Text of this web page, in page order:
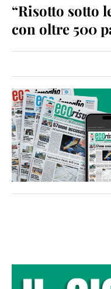
“Risotto sotto
con oltre 500